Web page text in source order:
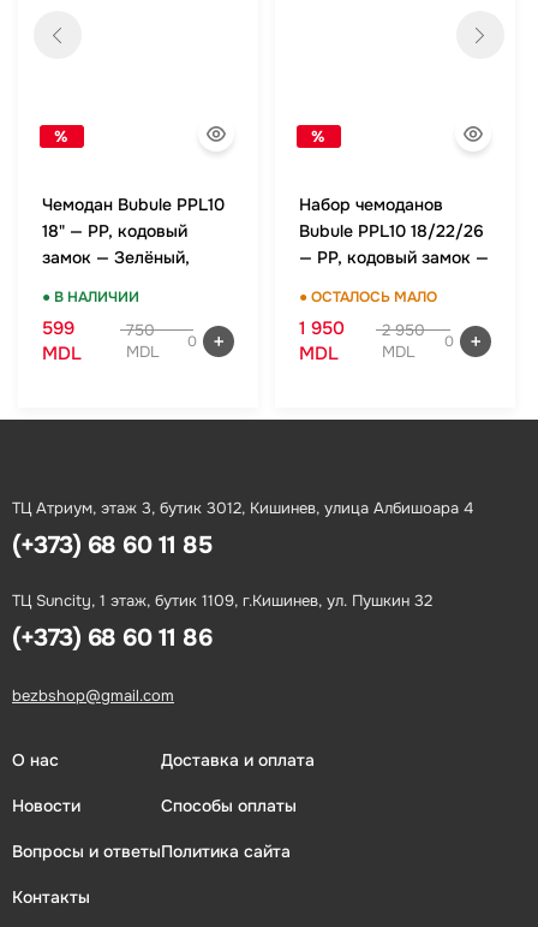
%
Чемодан Bubule PPL10
18" — PP, кодовый
замок — Зелёный,
● В НАЛИЧИИ
599
MDL
750
MDL
0
%
Набор чемоданов
Bubule PPL10 18/22/26
— PP, кодовый замок —
● ОСТАЛОСЬ МАЛО
1 950
MDL
2 950
MDL
0
ТЦ Атриум, этаж 3, бутик 3012, Кишинев, улица Албишоара 4
(+373) 68 60 11 85
ТЦ Suncity, 1 этаж, бутик 1109, г.Кишинев, ул. Пушкин 32
(+373) 68 60 11 86
bezbshop@gmail.com
О нас
Новости
Вопросы и ответы
Контакты
Доставка и оплата
Способы оплаты
Политика сайта